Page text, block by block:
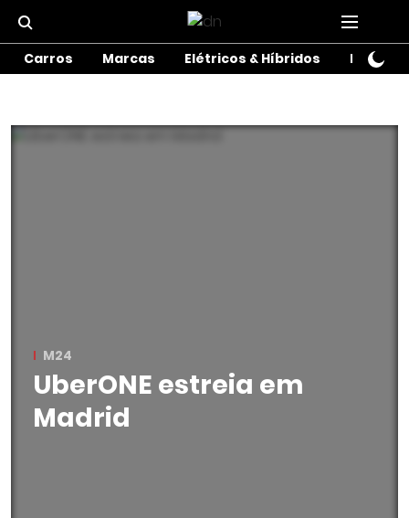
Carros Marcas Elétricos & Híbridos Motos
M24
UberONE estreia em
Madrid